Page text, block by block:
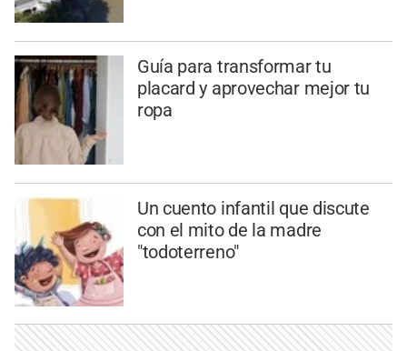
Guía para transformar tu
placard y aprovechar mejor tu
ropa
Un cuento infantil que discute
con el mito de la madre
"todoterreno"